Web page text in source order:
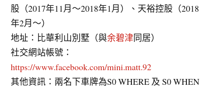
股（2017年11月～2018年1月）、天裕控股（2018
年2月～）
地址：比華利山別墅（與余碧津同居）
社交網站帳號：
https://www.facebook.com/mini.matt.92
其他資訊：兩名下車牌為S0 WHERE 及 S0 WHEN